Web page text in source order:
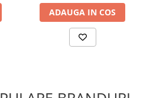
ADAUGA IN COS